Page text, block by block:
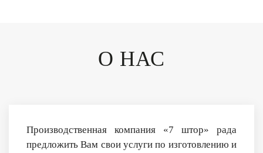
О НАС
Производственная компания «7 штор» рада
предложить Вам свои услуги по изготовлению и